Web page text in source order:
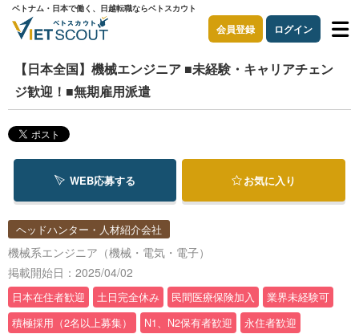
ベトナム・日本で働く、日越転職ならベトスカウト
会員登録 ログイン
【日本全国】機械エンジニア ■未経験・キャリアチェン
ジ歓迎！■無期雇用派遣
WEB応募する お気に入り
ヘッドハンター・人材紹介会社
機械系エンジニア（機械・電気・電子）
掲載開始日：2025/04/02
日本在住者歓迎 土日完全休み 民間医療保険加入
業界未経験可
積極採用（2名以上募集）
N1、N2保有者歓迎
永住者歓迎